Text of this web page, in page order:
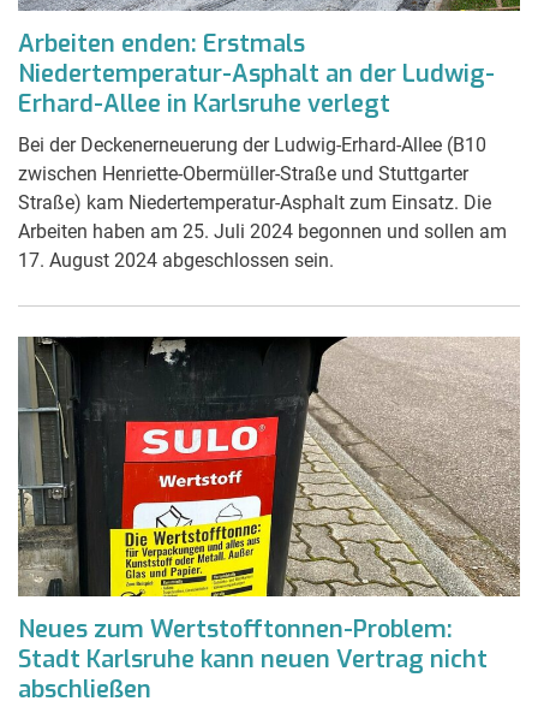
Arbeiten enden: Erstmals
Niedertemperatur-Asphalt an der Ludwig-
Erhard-Allee in Karlsruhe verlegt
Bei der Deckenerneuerung der Ludwig-Erhard-Allee (B10
zwischen Henriette-Obermüller-Straße und Stuttgarter
Straße) kam Niedertemperatur-Asphalt zum Einsatz. Die
Arbeiten haben am 25. Juli 2024 begonnen und sollen am
17. August 2024 abgeschlossen sein.
Neues zum Wertstofftonnen-Problem:
Stadt Karlsruhe kann neuen Vertrag nicht
abschließen